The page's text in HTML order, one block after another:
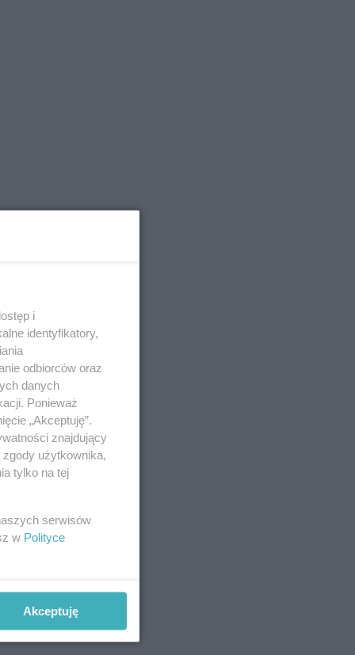
i
identyfikatory,
odbiorców oraz
danych
Ponieważ
„Akceptuję”.
znajdujący
użytkownika,
tylko na tej
serwisów
w Polityce
Akceptuję